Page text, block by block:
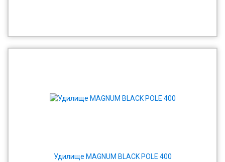
Удилище MAGNUM BLACK POLE 400